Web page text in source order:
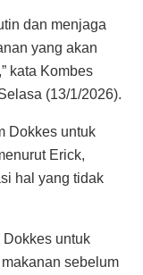
dan menjaga
yang akan
kata Kombes
(13/1/2026).
Dokkes untuk
Erick,
hal yang tidak
Dokkes untuk
sebelum